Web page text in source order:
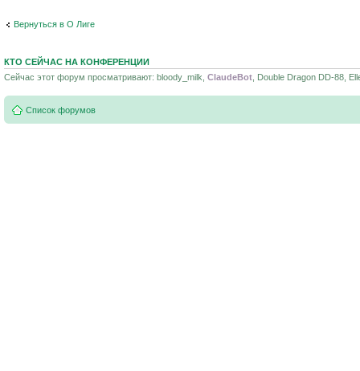
Вернуться в О Лиге
КТО СЕЙЧАС НА КОНФЕРЕНЦИИ
Сейчас этот форум просматривают: bloody_milk, ClaudeBot , Double Dragon DD-88,
Список форумов